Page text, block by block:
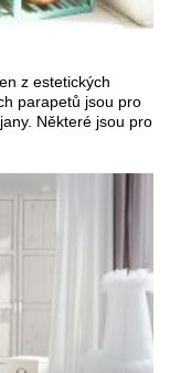
z estetických
parapetů jsou pro
Některé jsou pro